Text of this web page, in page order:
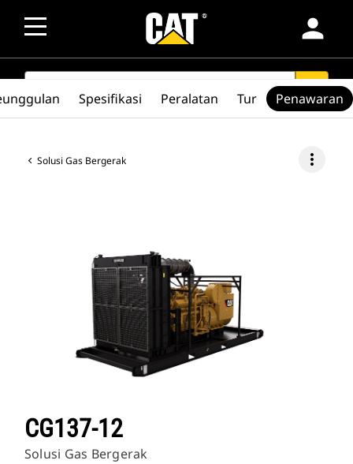
person
SEARCH search
Solusi Gas Bergerak more_vert
CG137-12
Solusi Gas Bergerak
Spesifikasi Peralatan Tur Penawaran